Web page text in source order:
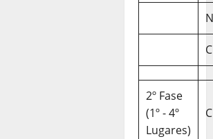
2º Fase
(1º - 4º
Lugares)